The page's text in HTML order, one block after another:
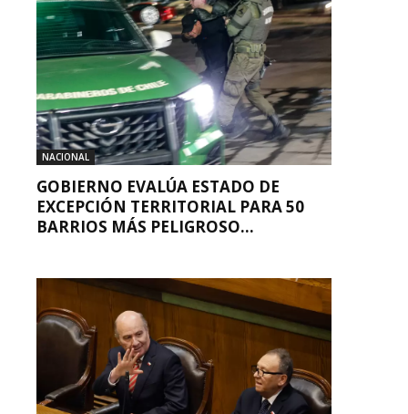
NACIONAL
GOBIERNO EVALÚA ESTADO DE
EXCEPCIÓN TERRITORIAL PARA 50
BARRIOS MÁS PELIGROSO...